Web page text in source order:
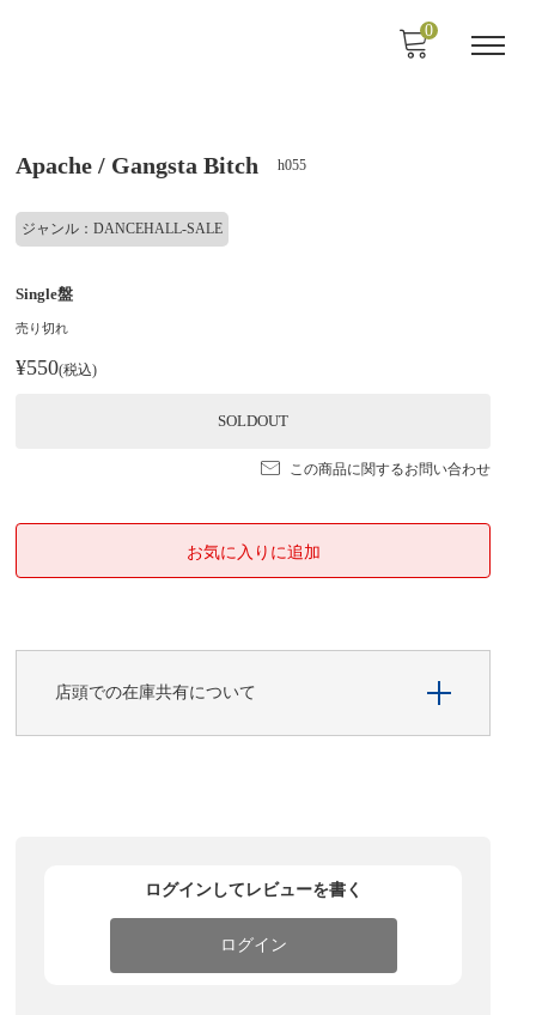
0
Apache / Gangsta Bitch h055
ジャンル：DANCEHALL-SALE
Single盤
売り切れ
¥550(税込)
SOLDOUT
この商品に関するお問い合わせ
店頭での在庫共有について
ログインしてレビューを書く
ログイン